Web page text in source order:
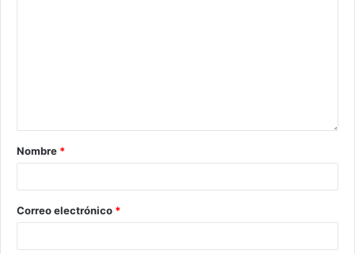
Nombre *
Correo electrónico *